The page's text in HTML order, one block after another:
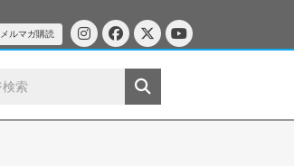
メルマガ購読